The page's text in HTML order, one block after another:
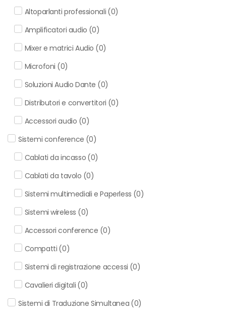
Altoparlanti professionali (0)
Amplificatori audio (0)
Mixer e matrici Audio (0)
Microfoni (0)
Soluzioni Audio Dante (0)
Distributori e convertitori (0)
Accessori audio (0)
Sistemi conference (0)
Cablati da incasso (0)
Cablati da tavolo (0)
Sistemi multimediali e Paperless (0)
Sistemi wireless (0)
Accessori conference (0)
Compatti (0)
Sistemi di registrazione accessi (0)
Cavalieri digitali (0)
Sistemi di Traduzione Simultanea (0)